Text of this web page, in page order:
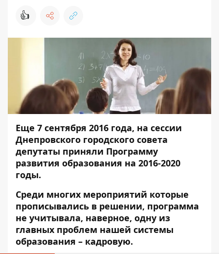
👍
Еще 7 сентября 2016 года, на сессии
Днепровского городского совета
депутаты приняли Программу
развития образования на 2016-2020
годы.
Среди многих мероприятий которые
прописывались в решении, программа
не учитывала, наверное, одну из
главных проблем нашей системы
образования – кадровую.